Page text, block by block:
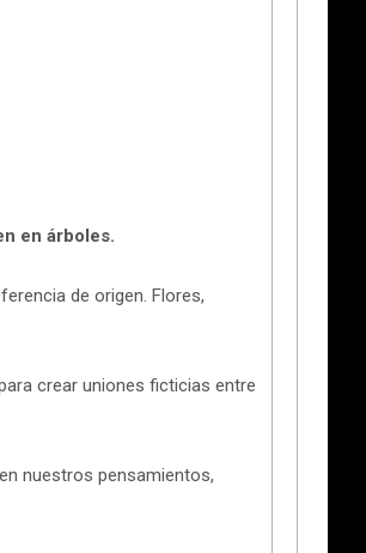
en árboles.
de origen. Flores,
crear uniones ficticias entre
nuestros pensamientos,